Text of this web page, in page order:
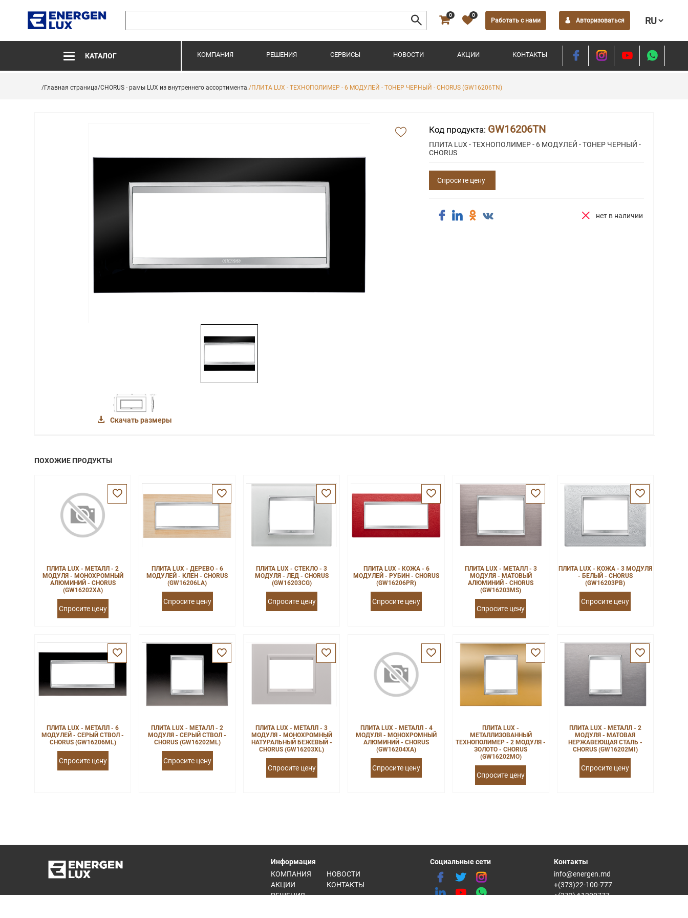
0 0
Работать с нами Авторизоваться
КАТАЛОГ КОМПАНИЯ РЕШЕНИЯ СЕРВИСЫ НОВОСТИ АКЦИИ КОНТАКТЫ
/Главная страница/CHORUS - рамы LUX из внутреннего ассортимента./ПЛИТА LUX - ТЕХНОПОЛИМЕР - 6 МОДУЛЕЙ - ТОНЕР ЧЕРНЫЙ - CHORUS (GW16206TN)
Скачать размеры
Код продукта: GW16206TN
ПЛИТА LUX - ТЕХНОПОЛИМЕР - 6 МОДУЛЕЙ - ТОНЕР ЧЕРНЫЙ -
CHORUS
Спросите цену
нет в наличии
ПОХОЖИЕ ПРОДУКТЫ
ПЛИТА LUX - МЕТАЛЛ - 2
МОДУЛЯ - МОНОХРОМНЫЙ
АЛЮМИНИЙ - CHORUS
(GW16202XA)
Спросите цену
ПЛИТА LUX - ДЕРЕВО - 6
МОДУЛЕЙ - КЛЕН - CHORUS
(GW16206LA)
Спросите цену
ПЛИТА LUX - СТЕКЛО - 3
МОДУЛЯ - ЛЕД - CHORUS
(GW16203CG)
Спросите цену
ПЛИТА LUX - КОЖА - 6
МОДУЛЕЙ - РУБИН - CHORUS
(GW16206PR)
Спросите цену
ПЛИТА LUX - МЕТАЛЛ - 3
МОДУЛЯ - МАТОВЫЙ
АЛЮМИНИЙ - CHORUS
(GW16203MS)
Спросите цену
ПЛИТА LUX - КОЖА - 3 МОДУЛЯ
- БЕЛЫЙ - CHORUS
(GW16203PB)
Спросите цену
ПЛИТА LUX - МЕТАЛЛ - 6
МОДУЛЕЙ - СЕРЫЙ СТВОЛ -
CHORUS (GW16206ML)
Спросите цену
ПЛИТА LUX - МЕТАЛЛ - 2
МОДУЛЯ - СЕРЫЙ СТВОЛ -
CHORUS (GW16202ML)
Спросите цену
ПЛИТА LUX - МЕТАЛЛ - 3
МОДУЛЯ - МОНОХРОМНЫЙ
НАТУРАЛЬНЫЙ БЕЖЕВЫЙ -
CHORUS (GW16203XL)
Спросите цену
ПЛИТА LUX - МЕТАЛЛ - 4
МОДУЛЯ - МОНОХРОМНЫЙ
АЛЮМИНИЙ - CHORUS
(GW16204XA)
Спросите цену
ПЛИТА LUX -
МЕТАЛЛИЗОВАННЫЙ
ТЕХНОПОЛИМЕР - 2 МОДУЛЯ -
ЗОЛОТО - CHORUS
(GW16202MO)
Спросите цену
ПЛИТА LUX - МЕТАЛЛ - 2
МОДУЛЯ - МАТОВАЯ
НЕРЖАВЕЮЩАЯ СТАЛЬ -
CHORUS (GW16202MI)
Спросите цену
Информация
КОМПАНИЯ
АКЦИИ
РЕШЕНИЯ
НОВОСТИ
КОНТАКТЫ
Социальные сети
Контакты
info@energen.md
+(373)22-100-777
+(373) 61200777